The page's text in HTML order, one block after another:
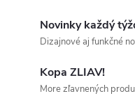
Novinky každý
Dizajnové aj funkčné
Kopa ZLIAV!
More zľavnených